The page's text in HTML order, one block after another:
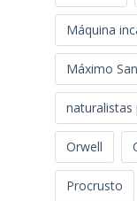
Máquina
Máximo
naturalistas
Orwell
Procrusto